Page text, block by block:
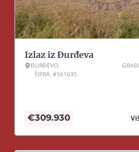
Izlaz iz Đurđeva
ĐURĐEVO
ŠIFRA: #561635
€309.930